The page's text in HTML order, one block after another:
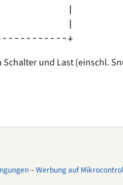
|
|
und Last (einschl.
–Werbung auf